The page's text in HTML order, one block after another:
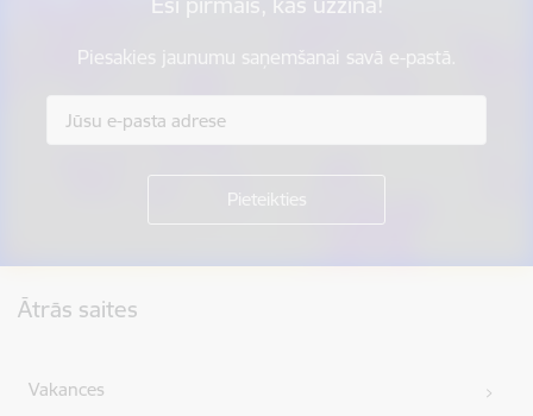
Piesakies jaunumu saņemšanai savā e-pastā.
Ātrās saites
Vakances